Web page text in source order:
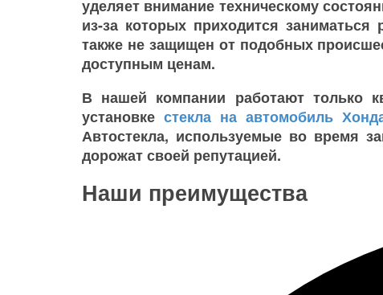
уделяет внимание техническому
из-за которых приходится
также не защищен от подобных
доступным ценам.
В нашей компании работают только
установке стекла на автомобиль
Автостекла, используемые во время
дорожат своей репутацией.
Наши преимущества